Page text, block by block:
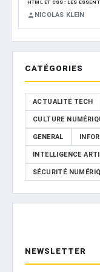
HTML ET CSS : LES
NICOLAS KLEIN
CATÉGORIES
ACTUALITÉ TECH
CULTURE
GENERAL
INTELLIGENCE
SÉCURITÉ
NEWSLETTER